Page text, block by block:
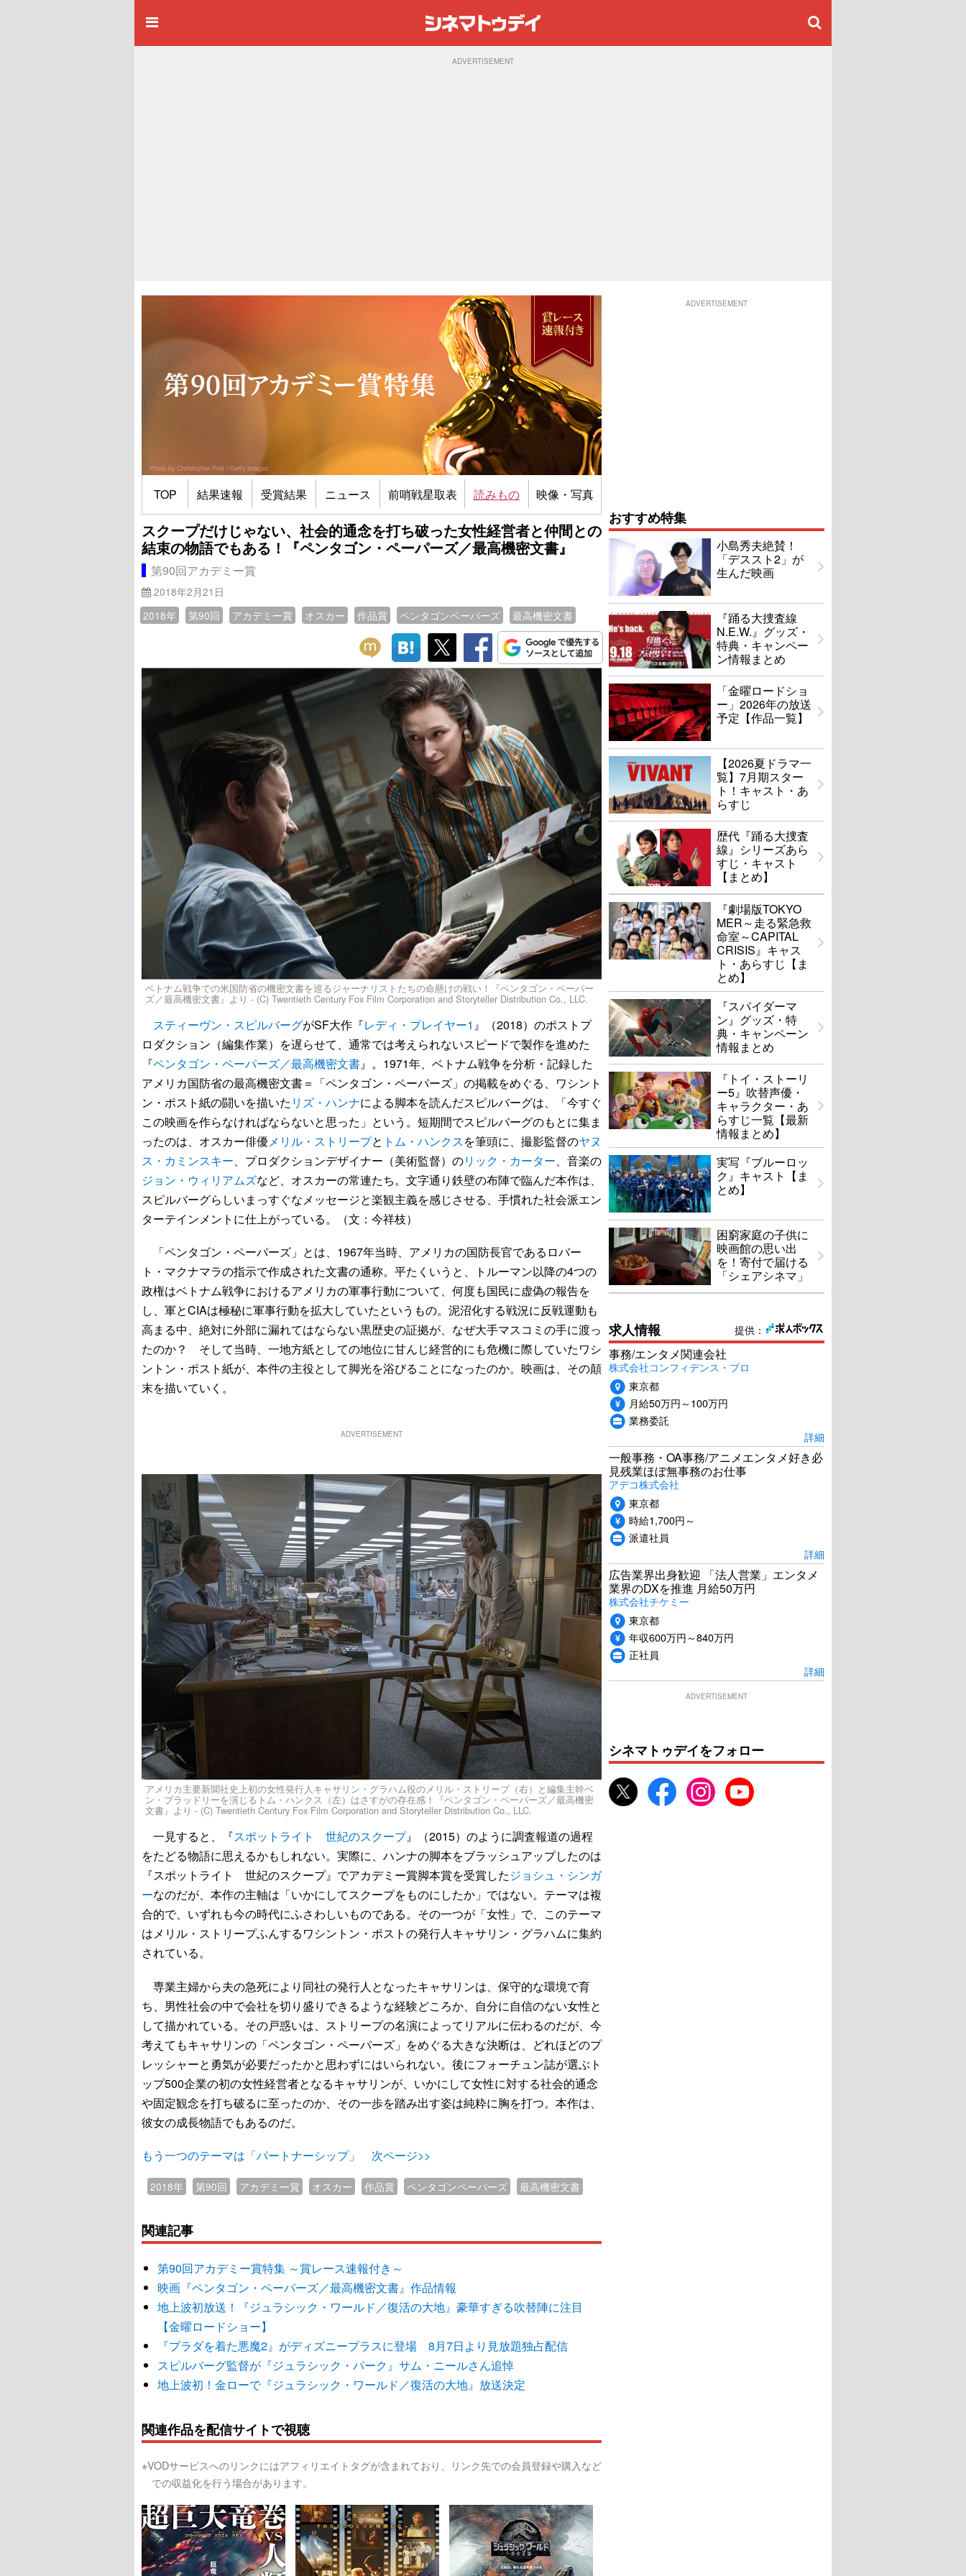
ADVERTISEMENT
TOP 結果速報 受賞結果 ニュース 前哨戦星取表 読みもの 映像・写真
スクープだけじゃない、社会的通念を打ち破った女性経営者と仲間との
結束の物語でもある！『ペンタゴン・ペーパーズ／最高機密文書』
第90回アカデミー賞
2018年2月21日
2018年
第90回 アカデミー賞 オスカー 作品賞 ペンタゴンペーパーズ 最高機密文書
ベトナム戦争での米国防省の機密文書を巡るジャーナリストたちの命懸けの戦い！『ペンタゴン・ペーパー
ズ／最高機密文書』より - (C) Twentieth Century Fox Film Corporation and Storyteller Distribution Co., LLC.
スティーヴン・スピルバーグがSF大作『レディ・プレイヤー1 』（2018）のポストプ
ロダクション（編集作業）を遅らせて、通常では考えられないスピードで製作を進めた
『ペンタゴン・ペーパーズ／最高機密文書』。1971年、ベトナム戦争を分析・記録した
アメリカ国防省の最高機密文書＝「ペンタゴン・ペーパーズ」の掲載をめぐる、ワシント
ン・ポスト紙の闘いを描いた リズ・ハンナによる脚本を読んだスピルバーグは、「今すぐ
この映画を作らなければならないと思った」という。短期間でスピルバーグのもとに集ま
ったのは、オスカー俳優メリル・ストリープと トム・ハンクスを筆頭に、撮影監督のヤヌ
ス・カミンスキー、プロダクションデザイナー（美術監督）のリック・カーター、音楽の
ジョン・ウィリアムズなど、オスカーの常連たち。文字通り鉄壁の布陣で臨んだ本作は、
スピルバーグらしいまっすぐなメッセージと楽観主義を感じさせる、手慣れた社会派エン
ターテインメントに仕上がっている。（文：今祥枝）
「ペンタゴン・ペーパーズ」とは、1967年当時、アメリカの国防長官であるロバー
ト・マクナマラの指示で作成された文書の通称。平たくいうと、トルーマン以降の4つの
政権はベトナム戦争におけるアメリカの軍事行動について、何度も国民に虚偽の報告を
し、軍とCIAは極秘に軍事行動を拡大していたというもの。泥沼化する戦況に反戦運動も
高まる中、絶対に外部に漏れてはならない黒歴史の証拠が、なぜ大手マスコミの手に渡っ
たのか？ そして当時、一地方紙としての地位に甘んじ経営的にも危機に際していたワシ
ントン・ポスト紙が、本件の主役として脚光を浴びることになったのか。映画は、その顛
末を描いていく。
ADVERTISEMENT
アメリカ主要新聞社史上初の女性発行人キャサリン・グラハム役のメリル・ストリープ（右）と編集主幹ベ
ン・ブラッドリーを演じるトム・ハンクス（左）はさすがの存在感！『ペンタゴン・ペーパーズ／最高機密
文書』より - (C) Twentieth Century Fox Film Corporation and Storyteller Distribution Co., LLC.
一見すると、『スポットライト 世紀のスクープ』（2015）のように調査報道の過程
をたどる物語に思えるかもしれない。実際に、ハンナの脚本をブラッシュアップしたのは
『スポットライト 世紀のスクープ』でアカデミー賞脚本賞を受賞したジョシュ・シンガ
ーなのだが、本作の主軸は「いかにしてスクープをものにしたか」ではない。テーマは複
合的で、いずれも今の時代にふさわしいものである。その一つが「女性」で、このテーマ
はメリル・ストリープふんするワシントン・ポストの発行人キャサリン・グラハムに集約
されている。
専業主婦から夫の急死により同社の発行人となったキャサリンは、保守的な環境で育
ち、男性社会の中で会社を切り盛りできるような経験どころか、自分に自信のない女性と
して描かれている。その戸惑いは、ストリープの名演によってリアルに伝わるのだが、今
考えてもキャサリンの「ペンタゴン・ペーパーズ」をめぐる大きな決断は、どれほどのプ
レッシャーと勇気が必要だったかと思わずにはいられない。後にフォーチュン誌が選ぶト
ップ500企業の初の女性経営者となるキャサリンが、いかにして女性に対する社会的通念
や固定観念を打ち破るに至ったのか、その一歩を踏み出す姿は純粋に胸を打つ。本作は、
彼女の成長物語でもあるのだ。
もう一つのテーマは「パートナーシップ」 次ページ>>
2018年 第90回 アカデミー賞 オスカー 作品賞 ペンタゴンペーパーズ 最高機密文書
関連記事
第90回アカデミー賞特集 ～賞レース速報付き～
映画『ペンタゴン・ペーパーズ／最高機密文書』作品情報
地上波初放送！『ジュラシック・ワールド／復活の大地』豪華すぎる吹替陣に注目
【金曜ロードショー】
『プラダを着た悪魔2』がディズニープラスに登場 8月7日より見放題独占配信
スピルバーグ監督が『ジュラシック・パーク』サム・ニールさん追悼
地上波初！金ローで『ジュラシック・ワールド／復活の大地』放送決定
関連作品を配信サイトで視聴
※VODサービスへのリンクにはアフィリエイトタグが含まれており、リンク先での会員登録や購入など
での収益化を行う場合があります。
ADVERTISEMENT
おすすめ特集
小島秀夫絶賛！
「デススト2」が
生んだ映画
『踊る大捜査線
N.E.W.』グッズ・
特典・キャンペー
ン情報まとめ
「金曜ロードショ
ー」2026年の放送
予定【作品一覧】
【2026夏ドラマ一
覧】7月期スター
ト！キャスト・あ
らすじ
歴代『踊る大捜査
線』シリーズあら
すじ・キャスト
【まとめ】
『劇場版TOKYO
MER～走る緊急救
命室～CAPITAL
CRISIS』キャス
ト・あらすじ【ま
とめ】
『スパイダーマ
ン』グッズ・特
典・キャンペーン
情報まとめ
『トイ・ストーリ
ー5』吹替声優・
キャラクター・あ
らすじ一覧【最新
情報まとめ】
実写『ブルーロッ
ク』キャスト【ま
とめ】
困窮家庭の子供に
映画館の思い出
を！寄付で届ける
「シェアシネマ」
提供：
求人情報
事務/エンタメ関連会社
株式会社コンフィデンス・プロ
東京都
月給50万円～100万円
業務委託
詳細
一般事務・OA事務/アニメエンタメ好き必
見残業ほぼ無事務のお仕事
アデコ株式会社
東京都
時給1,700円～
派遣社員
詳細
広告業界出身歓迎 「法人営業」エンタメ
業界のDXを推進 月給50万円
株式会社チケミー
東京都
年収600万円～840万円
正社員
詳細
ADVERTISEMENT
シネマトゥデイをフォロー